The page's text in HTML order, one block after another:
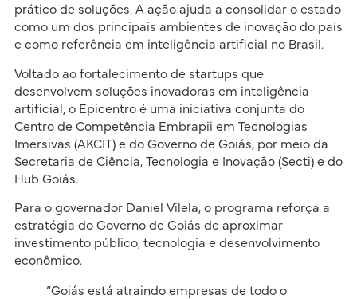
prático de soluções. A ação ajuda a consolidar o estado
como um dos principais ambientes de inovação do país
e como referência em inteligência artificial no Brasil.
Voltado ao fortalecimento de startups que
desenvolvem soluções inovadoras em inteligência
artificial, o Epicentro é uma iniciativa conjunta do
Centro de Competência Embrapii em Tecnologias
Imersivas (AKCIT) e do Governo de Goiás, por meio da
Secretaria de Ciência, Tecnologia e Inovação (Secti) e do
Hub Goiás.
Para o governador Daniel Vilela, o programa reforça a
estratégia do Governo de Goiás de aproximar
investimento público, tecnologia e desenvolvimento
econômico.
“Goiás está atraindo empresas de todo o